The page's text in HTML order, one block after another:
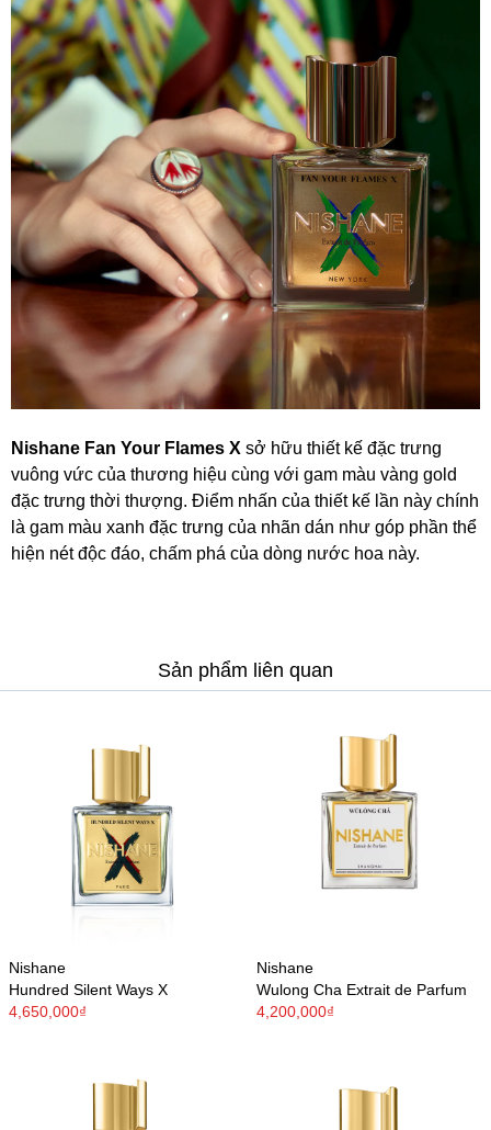
Nishane Fan Your Flames X sở hữu thiết kế đặc trưng
vuông vức của thương hiệu cùng với gam màu vàng gold
đặc trưng thời thượng. Điểm nhấn của thiết kế lần này chính
là gam màu xanh đặc trưng của nhãn dán như góp phần thể
hiện nét độc đáo, chấm phá của dòng nước hoa này.
Sản phẩm liên quan
Nishane
Hundred Silent Ways X
4,650,000₫
Nishane
Wulong Cha Extrait de Parfum
4,200,000₫